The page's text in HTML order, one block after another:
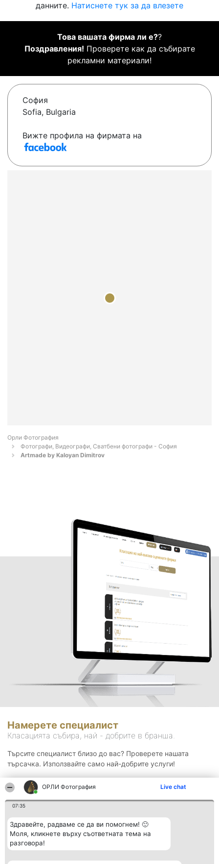
ОРЛИ Фотография Live chat
07:35
Здравейте, радваме се да ви помогнем! 🙂
Моля, кликнете върху съответната тема на
разговора!
данните. Натиснете тук за да влезете
Това вашата фирма ли е??
Поздравления! Проверете как да събирате
рекламни материали!
София
Sofia, Bulgaria
Вижте профила на фирмата на
Орли Фотография
Фотографи, Видеографи, Сватбени фотографи - София
Artmade by Kaloyan Dimitrov
Намерете специалист
Класацията събира, най - добрите в бранша.
Търсите специалист близо до вас? Проверете нашата
търсачка. Използвайте само най-добрите услуги!